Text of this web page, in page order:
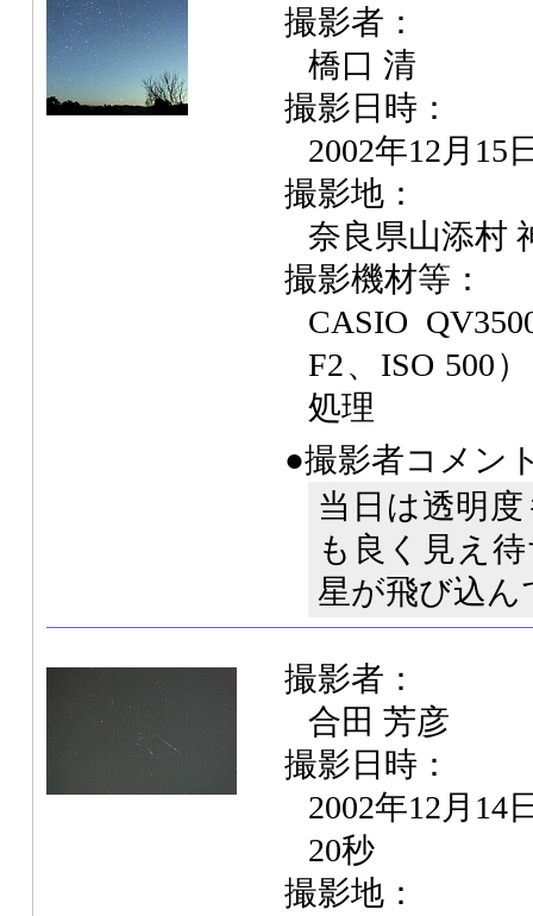
撮影者：
橋口 清
撮影日時：
2002年12月15
撮影地：
奈良県山添村
撮影機材等：
CASIO
F2、ISO 500
処理
●撮影者コメン
当日は透明
も良く見え
星が飛び込
撮影者：
合田 芳彦
撮影日時：
2002年12月14
20秒
撮影地：